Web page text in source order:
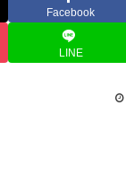
Facebook
LINE